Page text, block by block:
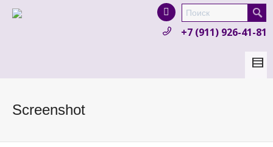
product in a size size .
colour items.
+7 (911) 926-41-81
Screenshot